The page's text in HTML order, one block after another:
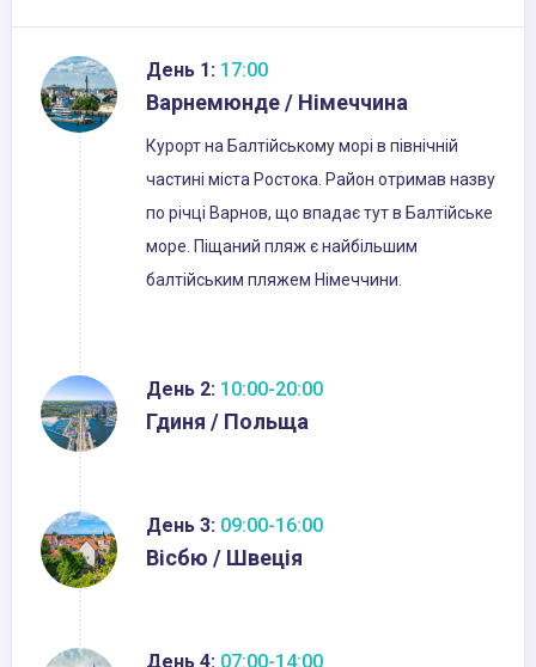
День 1: 17:00
Варнемюнде / Німеччина
Курорт на Балтійському морі в північній
частині міста Ростока. Район отримав назву
по річці Варнов, що впадає тут в Балтійське
море. Піщаний пляж є найбільшим
балтійським пляжем Німеччини.
День 2: 10:00-20:00
Гдиня / Польща
День 3: 09:00-16:00
Вісбю / Швеція
День 4: 07:00-14:00